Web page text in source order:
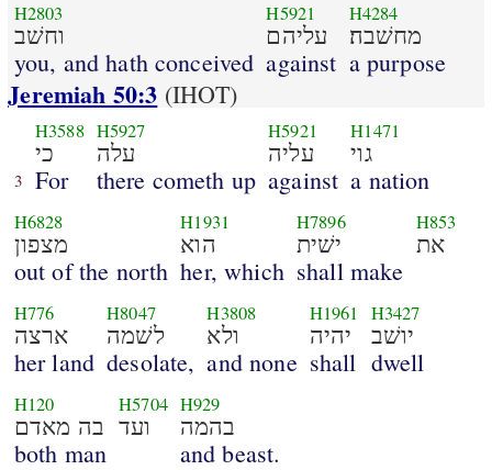
H2803
וחשׁב
you, and hath conceived
H5921
עליהם
against
H4284
מחשׁבה׃
a purpose
Jeremiah 50:3 (IHOT)
3
H3588
כי
For
H5927
עלה
there cometh up
H5921
עליה
against
H1471
גוי
a nation
H6828
מצפון
out of the north
H1931
הוא
her, which
H7896
ישׁית
shall make
H853
את
H776
ארצה
her land
H8047
לשׁמה
desolate,
H3808
ולא
and none
H1961
יהיה
shall
H3427
יושׁב
dwell
H120
בה מאדם
both man
H5704
ועד
H929
בהמה
and beast.